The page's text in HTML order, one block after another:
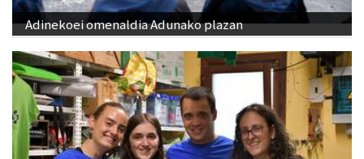
Adinekoei omenaldia Adunako plazan